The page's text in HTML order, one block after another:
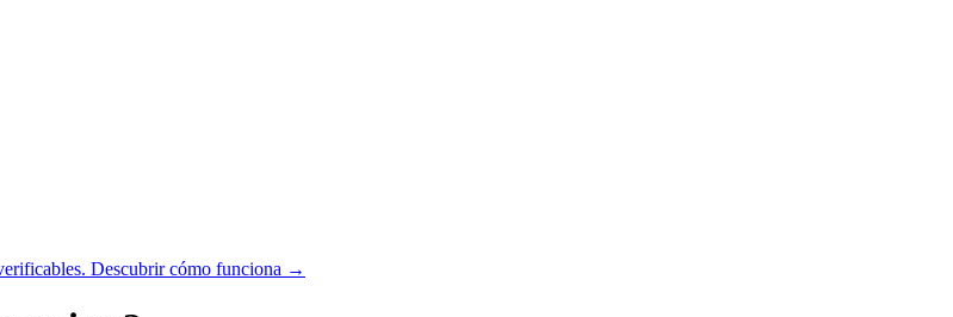
Descubrir cómo funciona →